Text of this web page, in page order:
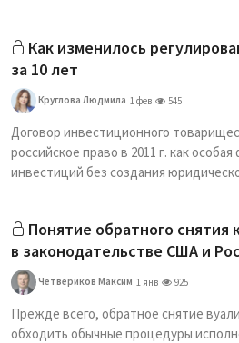
Как изменилось
за 10 лет
Круглова Людмила 1 фев 545
Договор инвестиционного
российское право в 2011 г. как
инвестиций без создания
Понятие обратного снятия
в законодательстве США и
Четвериков Максим 1 янв 925
Прежде всего, обратное снятие
обходить обычные процедуры